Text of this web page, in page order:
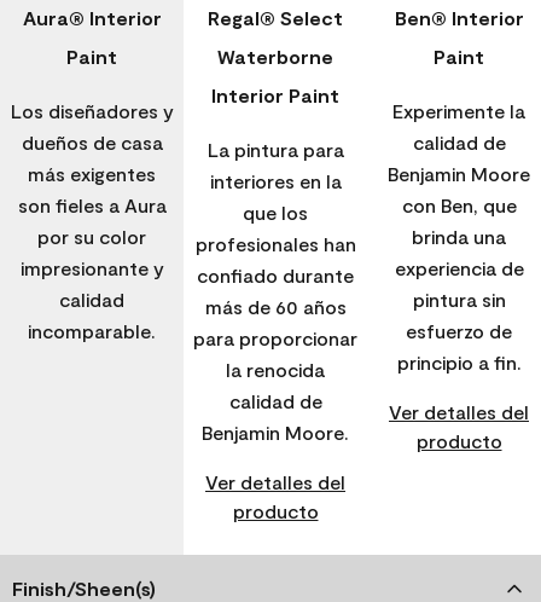
Aura® Interior
Paint
Los diseñadores y
dueños de casa
más exigentes
son fieles a Aura
por su color
impresionante y
calidad
incomparable.
Regal® Select
Waterborne
Interior Paint
La pintura para
interiores en la
que los
profesionales han
confiado durante
más de 60 años
para proporcionar
la renocida
calidad de
Benjamin Moore.
Ver detalles del
producto
Ben® Interior
Paint
Experimente la
calidad de
Benjamin Moore
con Ben, que
brinda una
experiencia de
pintura sin
esfuerzo de
principio a fin.
Ver detalles del
producto
Finish/Sheen(s)